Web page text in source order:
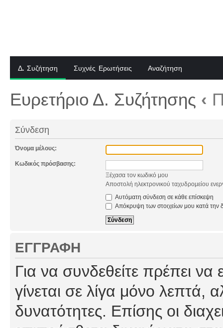
Δ. Συζήτηση Συχνές Ερωτήσεις Αναζήτηση
Ευρετήριο Δ. Συζήτησης ‹
Σύνδεση
Όνομα μέλους:
Κωδικός πρόσβασης:
Ξέχασα τον κωδικό μου
Αποστολή ηλεκτρονικού ταχυδρομείου
Αυτόματη σύνδεση σε κάθε επίσκεψη
Απόκρυψη των στοιχείων μου κατά την
ΕΓΓΡΑΦΉ
Για να συνδεθείτε πρέπει
γίνεται σε λίγα μόνο λεπτά,
δυνατότητες. Επίσης οι